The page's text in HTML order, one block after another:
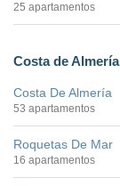
25 apartamentos
Costa de Almería
Costa De Almería
53 apartamentos
Roquetas De Mar
16 apartamentos